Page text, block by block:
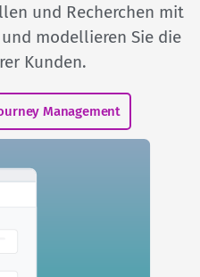
und Recherchen mit
modellieren Sie die
Kunden.
Management